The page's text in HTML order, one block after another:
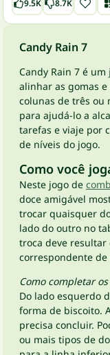
9.5K 8.7K
Candy Rain 7
Candy Rain 7 é um
alinhar as gomas
colunas de três ou
para ajudá-lo a
tarefas e viaje por
de níveis do jogo.
Como você
Neste jogo de
doce amigável
trocar quaisquer
lado do outro no
troca deve resultar
correspondente
Como completar
Do lado esquerdo
forma de biscoito.
precisa concluir.
ou mais tipos de